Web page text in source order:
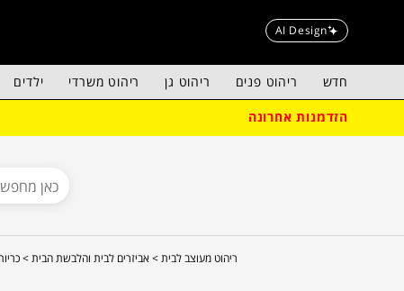
AI Design
חדש ריהוט פנים ריהוט גן ריהוט משרדי ילדים
הזדמנות אחרונה
ריהוט מעוצב לבית > אביזרים לבית והלבשת הבית >